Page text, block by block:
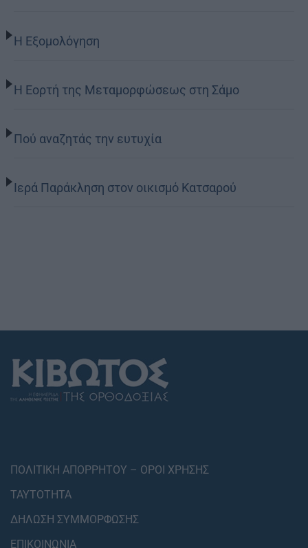
Η Εξομολόγηση
Η Εορτή της Μεταμορφώσεως στη Σάμο
Πού αναζητάς την ευτυχία
Ιερά Παράκληση στον οικισμό Κατσαρού
ΠΟΛΙΤΙΚΗ ΑΠΟΡΡΗΤΟΥ – ΟΡΟΙ ΧΡΗΣΗΣ
ΤΑΥΤΟΤΗΤΑ
ΔΗΛΩΣΗ ΣΥΜΜΟΡΦΩΣΗΣ
ΕΠΙΚΟΙΝΩΝΙΑ